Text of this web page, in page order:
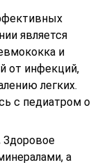
является
и
от инфекций,
легких.
с педиатром о
Здоровое
а